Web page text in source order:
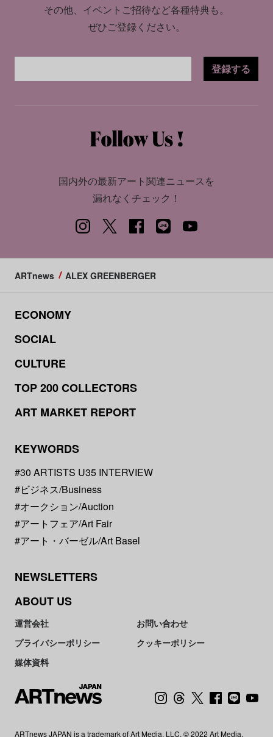
その他、イベントご招待など各種特典も。
ぜひご登録ください。
登録する
国内外の最新アート関連ニュースを
漏れなくチェック！
ARTnews ALEX GREENBERGER
ECONOMY
SOCIAL
CULTURE
TOP 200 COLLECTORS
ART MARKET REPORT
KEYWORDS
#30 ARTISTS U35 INTERVIEW
#ビジネス/Business
#オークション/Auction
#アートフェア/Art Fair
#アート・バーゼル/Art Basel
NEWSLETTERS
ABOUT US
運営会社
お問い合わせ
プライバシーポリシー
クッキーポリシー
媒体資料
ARTnews JAPAN is a trademark of Art Media, LLC. © 2022 Art Media,